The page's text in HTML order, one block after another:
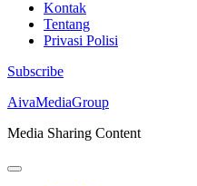
Kontak
Tentang
Privasi Polisi
Subscribe
Lompat
konten
Enter)
AivaMediaGroup
Media Sharing Content